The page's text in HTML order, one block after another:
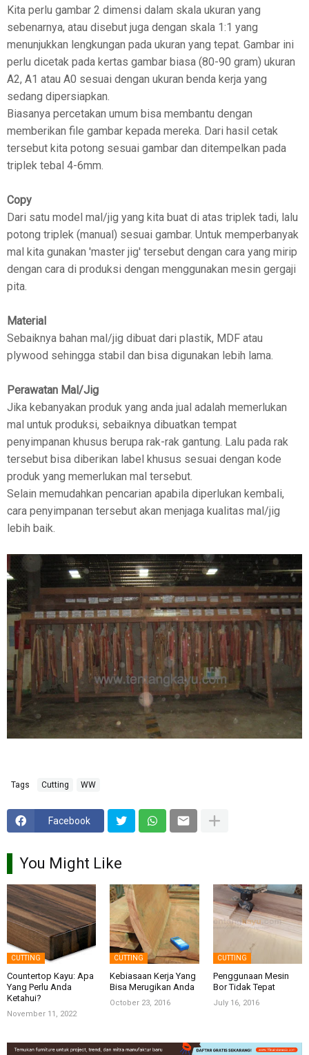
Kita perlu gambar 2 dimensi dalam skala ukuran yang
sebenarnya, atau disebut juga dengan skala 1:1 yang
menunjukkan lengkungan pada ukuran yang tepat. Gambar ini
perlu dicetak pada kertas gambar biasa (80-90 gram) ukuran
A2, A1 atau A0 sesuai dengan ukuran benda kerja yang
sedang dipersiapkan.
Biasanya percetakan umum bisa membantu dengan
memberikan file gambar kepada mereka. Dari hasil cetak
tersebut kita potong sesuai gambar dan ditempelkan pada
triplek tebal 4-6mm.
Copy
Dari satu model mal/jig yang kita buat di atas triplek tadi, lalu
potong triplek (manual) sesuai gambar. Untuk memperbanyak
mal kita gunakan 'master jig' tersebut dengan cara yang mirip
dengan cara di produksi dengan menggunakan mesin gergaji
pita.
Material
Sebaiknya bahan mal/jig dibuat dari plastik, MDF atau
plywood sehingga stabil dan bisa digunakan lebih lama.
Perawatan Mal/Jig
Jika kebanyakan produk yang anda jual adalah memerlukan
mal untuk produksi, sebaiknya dibuatkan tempat
penyimpanan khusus berupa rak-rak gantung. Lalu pada rak
tersebut bisa diberikan label khusus sesuai dengan kode
produk yang memerlukan mal tersebut.
Selain memudahkan pencarian apabila diperlukan kembali,
cara penyimpanan tersebut akan menjaga kualitas mal/jig
lebih baik.
Tags Cutting WW
Facebook
You Might Like
CUTTING
Countertop Kayu: Apa
Yang Perlu Anda
Ketahui?
November 11, 2022
CUTTING
Kebiasaan Kerja Yang
Bisa Merugikan Anda
October 23, 2016
CUTTING
Penggunaan Mesin
Bor Tidak Tepat
July 16, 2016